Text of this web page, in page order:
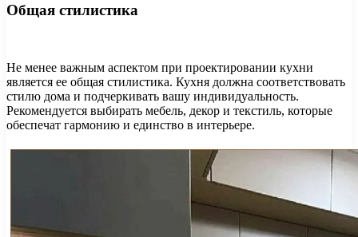
Общая стилистика
Не менее важным аспектом при проектировании кухни
является ее общая стилистика. Кухня должна соответствовать
стилю дома и подчеркивать вашу индивидуальность.
Рекомендуется выбирать мебель, декор и текстиль, которые
обеспечат гармонию и единство в интерьере.